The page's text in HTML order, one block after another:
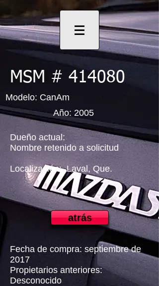
MSM # 414080
Modelo: CanAm
Año: 2005
Dueño actual:
Nombre retenido a solicitud
Localización: Laval, Que.
atrás
Fecha de compra: septiembre de
2017
Propietarios anteriores:
Desconocido